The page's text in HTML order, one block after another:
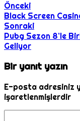
Önceki
Black Screen
Sonraki
Pubg Sezon 8’le
Geliyor
Bir yanıt yazın
E-posta adresiniz
işaretlenmişlerdir